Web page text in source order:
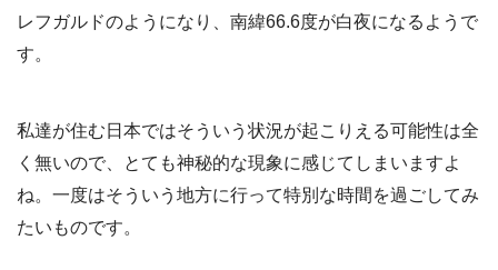
レフガルドのようになり、南緯66.6度が白夜になるようで
す。
私達が住む日本ではそういう状況が起こりえる可能性は全
く無いので、とても神秘的な現象に感じてしまいますよ
ね。一度はそういう地方に行って特別な時間を過ごしてみ
たいものです。